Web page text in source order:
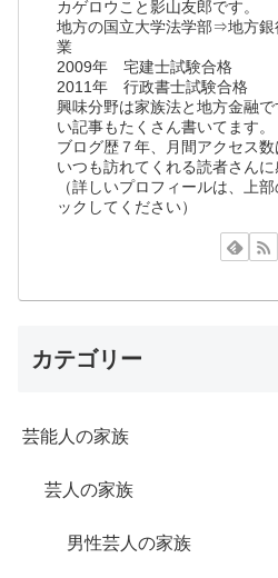
カゲロウこと影山友郎です。
地方の国立大学法学部⇒地方
業
2009年 宅建士試験合格
2011年 行政書士試験合格
興味分野は家族法と地方金融
い記事もたくさん書いてます。
ブログ歴７年、月間アクセス数
いつも訪れてくれる読者さんに
（詳しいプロフィールは、上
ックしてください）
カテゴリー
芸能人の家族
芸人の家族
男性芸人の家族